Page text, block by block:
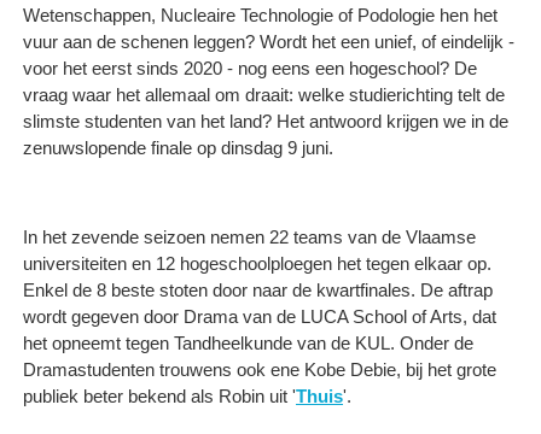
Wetenschappen, Nucleaire Technologie of Podologie hen het
vuur aan de schenen leggen? Wordt het een unief, of eindelijk -
voor het eerst sinds 2020 - nog eens een hogeschool? De
vraag waar het allemaal om draait: welke studierichting telt de
slimste studenten van het land? Het antwoord krijgen we in de
zenuwslopende finale op dinsdag 9 juni.
In het zevende seizoen nemen 22 teams van de Vlaamse
universiteiten en 12 hogeschoolploegen het tegen elkaar op.
Enkel de 8 beste stoten door naar de kwartfinales. De aftrap
wordt gegeven door Drama van de LUCA School of Arts, dat
het opneemt tegen Tandheelkunde van de KUL. Onder de
Dramastudenten trouwens ook ene Kobe Debie, bij het grote
publiek beter bekend als Robin uit 'Thuis'.